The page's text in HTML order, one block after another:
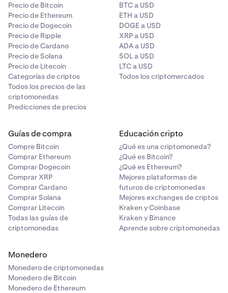
Precio de Bitcoin
Precio de Ethereum
Precio de Dogecoin
Precio de Ripple
Precio de Cardano
Precio de Solana
Precio de Litecoin
Categorías de criptos
Todos los precios de las
criptomonedas
Predicciones de precios
BTC a USD
ETH a USD
DOGE a USD
XRP a USD
ADA a USD
SOL a USD
LTC a USD
Todos los criptomercados
Guías de compra
Compre Bitcoin
Comprar Ethereum
Comprar Dogecoin
Comprar XRP
Comprar Cardano
Comprar Solana
Comprar Litecoin
Todas las guías de
criptomonedas
Educación cripto
¿Qué es una criptomoneda?
¿Qué es Bitcoin?
¿Qué es Ethereum?
Mejores plataformas de
futuros de criptomonedas
Mejores exchanges de criptos
Kraken y Coinbase
Kraken y Binance
Aprende sobre criptomonedas
Monedero
Monedero de criptomonedas
Monedero de Bitcoin
Monedero de Ethereum